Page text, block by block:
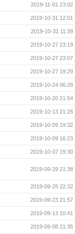
2019-11-01 23:02
2019-10-31 12:01
2019-10-31 11:39
2019-10-27 23:19
2019-10-27 23:07
2019-10-27 19:29
2019-10-24 06:28
2019-10-20 21:54
2019-10-13 21:26
2019-10-09 19:32
2019-10-09 16:23
2019-10-07 19:30
2019-09-29 21:38
2019-09-25 22:32
2019-09-23 21:57
2019-09-13 10:41
2019-09-08 21:35